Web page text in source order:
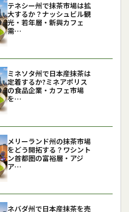
テネシー州で抹茶市場は拡
大するか？ナッシュビル観
光・若年層・新興カフェ
需…
ミネソタ州で日本産抹茶は
定着するか?ミネアポリス
の食品企業・カフェ市場
を…
メリーランド州の抹茶市場
をどう開拓する？ワシント
ン首都圏の富裕層・アジ
ア…
ネバダ州で日本産抹茶を売